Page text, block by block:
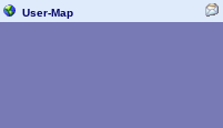
User-Map